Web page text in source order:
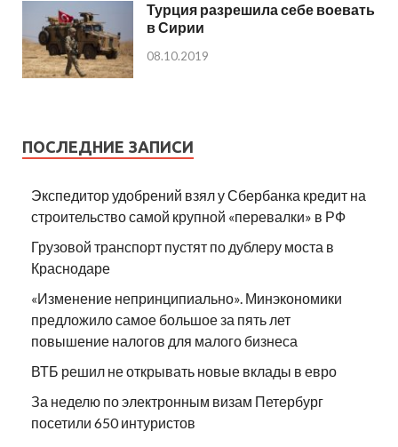
Турция разрешила себе воевать
в Сирии
08.10.2019
ПОСЛЕДНИЕ ЗАПИСИ
Экспедитор удобрений взял у Сбербанка кредит на
строительство самой крупной «перевалки» в РФ
Грузовой транспорт пустят по дублеру моста в
Краснодаре
«Изменение непринципиально». Минэкономики
предложило самое большое за пять лет
повышение налогов для малого бизнеса
ВТБ решил не открывать новые вклады в евро
За неделю по электронным визам Петербург
посетили 650 интуристов